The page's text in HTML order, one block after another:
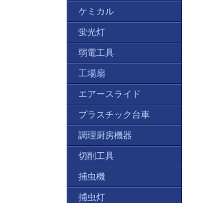
ケミカル
蛍光灯
弱電工具
工場扇
エアースライド
プラスチック台車
調理厨房機器
切削工具
捕虫機
捕虫灯